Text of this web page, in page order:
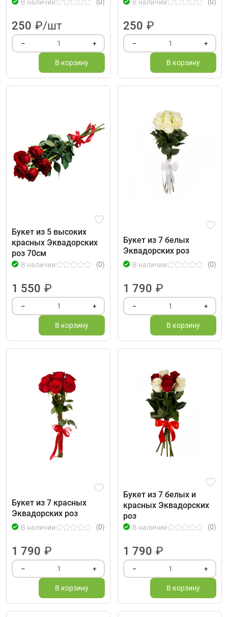
В наличии
250 ₽/шт
– 1 +
В корзину
В наличии
250 ₽
– 1 +
В корзину
Букет из 5 высоких
красных Эквадорских
роз 70см
В наличии (0)
1 550 ₽
– 1 +
В корзину
Букет из 7 белых
Эквадорских роз
В наличии (0)
1 790 ₽
– 1 +
В корзину
Букет из 7 красных
Эквадорских роз
В наличии (0)
1 790 ₽
– 1 +
В корзину
Букет из 7 белых и
красных Эквадорских
роз
В наличии (0)
1 790 ₽
– 1 +
В корзину